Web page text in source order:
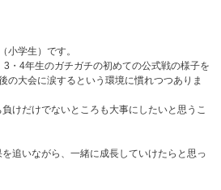
小学生）です。
・4年生のガチガチの初めての公式戦の様子を
の大会に涙するという環境に慣れつつありま
けだけでないところも大事にしたいと思うこ
追いながら、一緒に成長していけたらと思っ